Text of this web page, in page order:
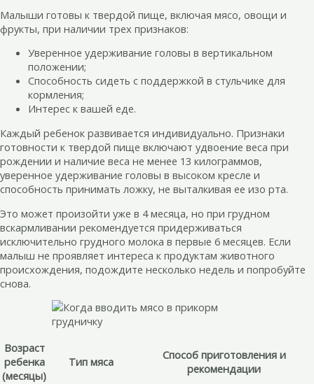
Малыши готовы к твердой пище, включая мясо, овощи и
фрукты, при наличии трех признаков:
Уверенное удерживание головы в вертикальном
положении;
Способность сидеть с поддержкой в стульчике для
кормления;
Интерес к вашей еде.
Каждый ребенок развивается индивидуально. Признаки
готовности к твердой пище включают удвоение веса при
рождении и наличие веса не менее 13 килограммов,
уверенное удерживание головы в высоком кресле и
способность принимать ложку, не выталкивая ее изо рта.
Это может произойти уже в 4 месяца, но при грудном
вскармливании рекомендуется придерживаться
исключительно грудного молока в первые 6 месяцев. Если
малыш не проявляет интереса к продуктам животного
происхождения, подождите несколько недель и попробуйте
снова.
Возраст
ребенка
(месяцы)
Тип мяса
Способ приготовления и
рекомендации